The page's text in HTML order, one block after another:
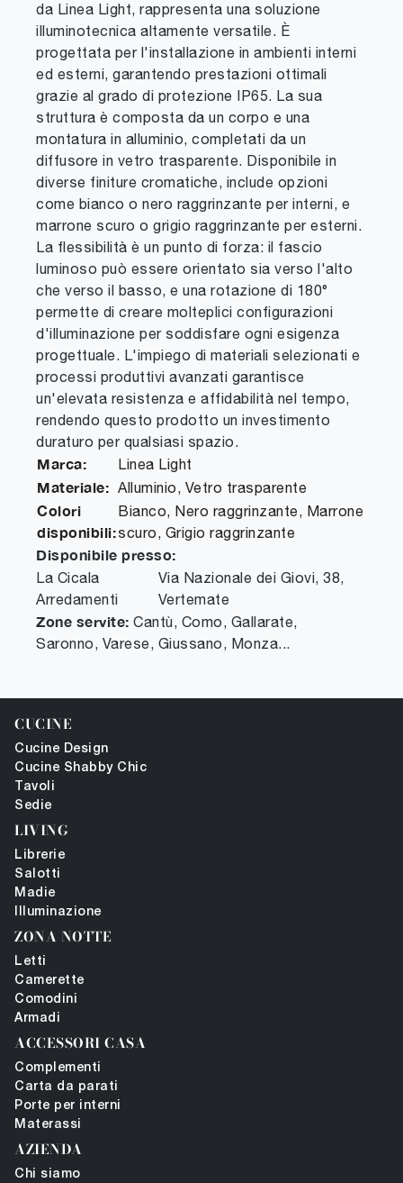
da Linea Light, rappresenta una soluzione
illuminotecnica altamente versatile. È
progettata per l'installazione in ambienti interni
ed esterni, garantendo prestazioni ottimali
grazie al grado di protezione IP65. La sua
struttura è composta da un corpo e una
montatura in alluminio, completati da un
diffusore in vetro trasparente. Disponibile in
diverse finiture cromatiche, include opzioni
come bianco o nero raggrinzante per interni, e
marrone scuro o grigio raggrinzante per esterni.
La flessibilità è un punto di forza: il fascio
luminoso può essere orientato sia verso l'alto
che verso il basso, e una rotazione di 180°
permette di creare molteplici configurazioni
d'illuminazione per soddisfare ogni esigenza
progettuale. L'impiego di materiali selezionati e
processi produttivi avanzati garantisce
un'elevata resistenza e affidabilità nel tempo,
rendendo questo prodotto un investimento
duraturo per qualsiasi spazio.
Marca: Linea Light
Materiale: Alluminio, Vetro trasparente
Colori
disponibili:
Bianco, Nero raggrinzante, Marrone
scuro, Grigio raggrinzante
Disponibile presso:
La Cicala
Arredamenti
Via Nazionale dei Giovi, 38,
Vertemate
Zone servite: Cantù, Como, Gallarate,
Saronno, Varese, Giussano, Monza...
CUCINE
Cucine Design
Cucine Shabby Chic
Tavoli
Sedie
LIVING
Librerie
Salotti
Madie
Illuminazione
ZONA NOTTE
Letti
Camerette
Comodini
Armadi
ACCESSORI CASA
Complementi
Carta da parati
Porte per interni
Materassi
AZIENDA
Chi siamo